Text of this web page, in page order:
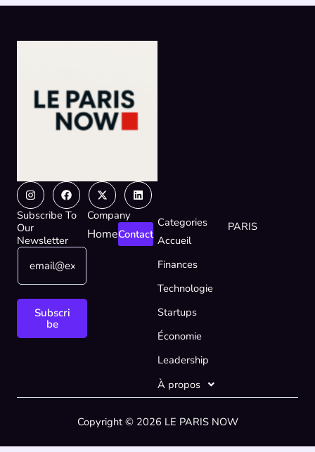
InstagramFacebook
X-
twitter
Linkedin
Subscribe To
Our
Newsletter
E
a
i
*
E
a
Subscri
be
Company
HomeContact
Categories
Accueil
Finances
Technologie
Startups
Économie
Leadership
À propos
PARIS
Copyright © 2026 LE PARIS NOW